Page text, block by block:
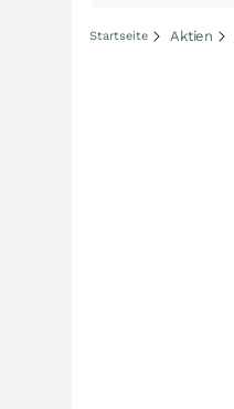
Startseite Aktien